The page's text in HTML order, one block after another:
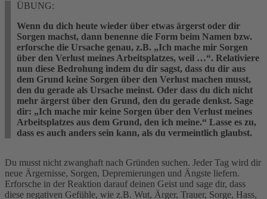
ÜBUNG:
Wenn du dich heute wieder über etwas ärgerst oder dir
Sorgen machst, dann benenne die Form beim Namen bzw.
erforsche die Ursache genau, z.B. „Ich mache mir Sorgen
über den Verlust meines Arbeitsplatzes, weil …“. Relativiere
nun diese Bedrohung indem du dir sagst, dass du dir aus
dem Grund keine Sorgen über den Verlust machen musst,
den du gerade als Ursache meinst. Oder dass du dich nicht
mehr ärgerst über den Grund, den du gerade denkst. Sage
dir: „Ich mache mir keine Sorgen über den Verlust meines
Arbeitsplatzes aus dem Grund, den ich meine.“ Lasse es zu,
dass es auch anders sein kann, als du vermeintlich glaubst.
Du musst nicht zwanghaft nach Gründen suchen. Jeder Tag wird dir
neue Ärgernisse, Sorgen, Depremierungen und Ängste liefern.
Erforsche in der Reaktion darauf deinen Geist und sage dir, dass
diese negativen Gefühle, wie z.B. Wut, Ärger, Trauer, Sorge, Hass,